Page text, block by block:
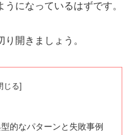
になっているはずです。
開きましょう。
的なパターンと失敗事例